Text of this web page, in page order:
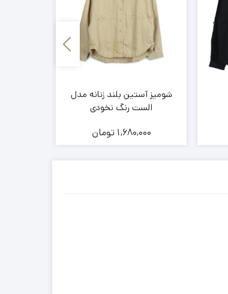
شومیز آستین بلند زنانه مدل
الست رنگ نخودی
1,680,000 تومان